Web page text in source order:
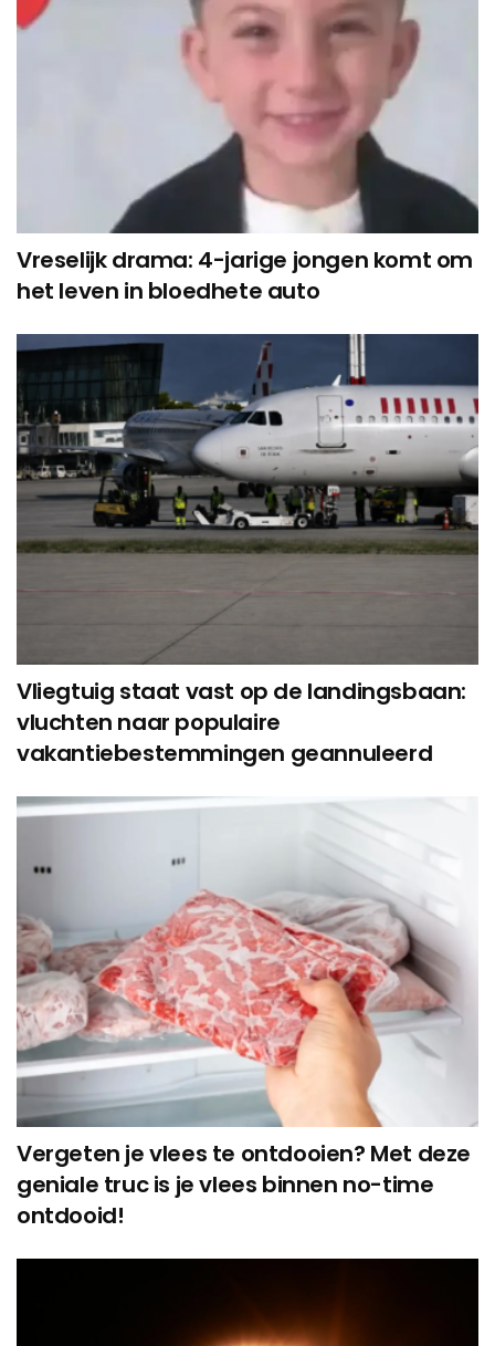
Vreselijk drama: 4-jarige jongen komt om
het leven in bloedhete auto
Vliegtuig staat vast op de landingsbaan:
vluchten naar populaire
vakantiebestemmingen geannuleerd
Vergeten je vlees te ontdooien? Met deze
geniale truc is je vlees binnen no-time
ontdooid!